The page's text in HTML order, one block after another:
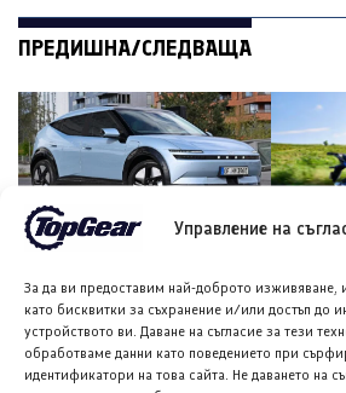
Управление на
За да ви предоставим най-доброто изживяване,
като бисквитки за съхранение и/или достъп до
устройството ви. Даване на съгласие за тези
обработваме данни като поведението при
идентификатори на това сайта. Не даването на
ПРЕДИШНА/СЛЕДВАЩА
стандартен облик,
практичен дизайн и умни
технологии
пазар
г.